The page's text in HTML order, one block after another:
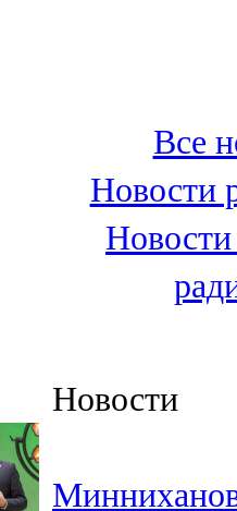
100,3 FM
Зәй
106,6 FM
Кадыбаш
105,2 FM
91,5 FM
Все
Новости
Новости